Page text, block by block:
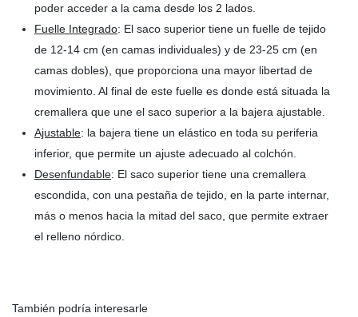
poder acceder a la cama desde los 2 lados.
Fuelle Integrado: El saco superior tiene un fuelle de tejido
de 12-14 cm (en camas individuales) y de 23-25 cm (en
camas dobles), que proporciona una mayor libertad de
movimiento. Al final de este fuelle es donde está situada la
cremallera que une el saco superior a la bajera ajustable.
Ajustable: la bajera tiene un elástico en toda su periferia
inferior, que permite un ajuste adecuado al colchón.
Desenfundable: El saco superior tiene una cremallera
escondida, con una pestaña de tejido, en la parte internar,
más o menos hacia la mitad del saco, que permite extraer
el relleno nórdico.
También podría interesarle